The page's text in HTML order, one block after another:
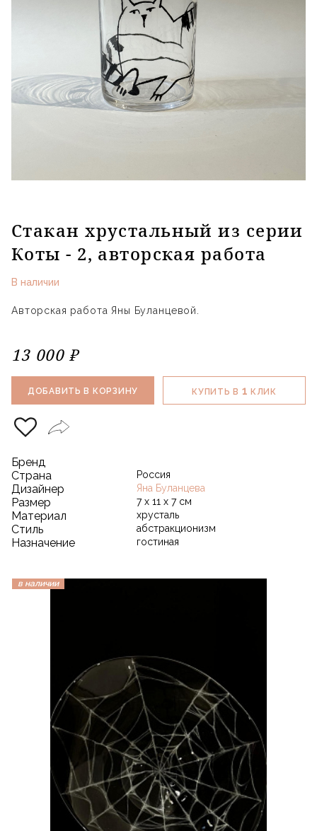
Стакан хрустальный из серии
Коты - 2, авторская работа
В наличии
Авторская работа Яны Буланцевой.
13 000 ₽
ДОБАВИТЬ В КОРЗИНУ КУПИТЬ В 1 КЛИК
Бренд
Страна
Россия
Дизайнер Яна Буланцева
Размер 7 х 11 х 7 см
Материал хрусталь
Стиль абстракционизм
Назначение гостиная
в наличии